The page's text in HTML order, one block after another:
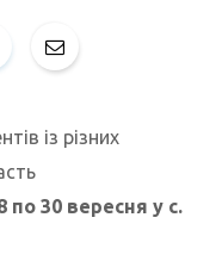
із різних
по 30 вересня у с.